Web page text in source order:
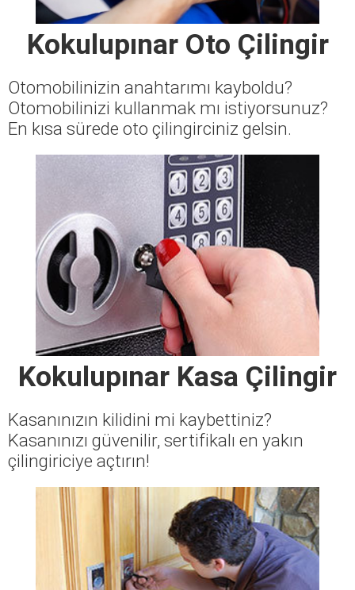
Kokulupınar Oto Çilingir
Otomobilinizin anahtarımı kayboldu?
Otomobilinizi kullanmak mı istiyorsunuz?
En kısa sürede oto çilingirciniz gelsin.
Kokulupınar Kasa Çilingir
Kasanınızın kilidini mi kaybettiniz?
Kasanınızı güvenilir, sertifikalı en yakın
çilingiriciye açtırın!